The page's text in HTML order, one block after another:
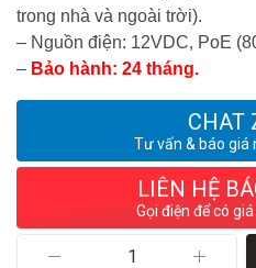
trong nhà và ngoài trời).
– Nguồn điện: 12VDC, PoE
– Bảo hành: 24 tháng.
CHAT
Tư vấn & báo giá
LIÊN HỆ
Gọi điện để có